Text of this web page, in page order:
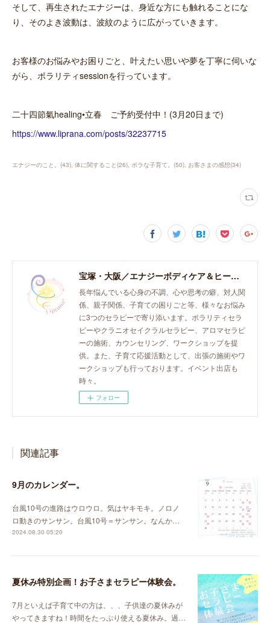
そして、再生されたエナジーは、身近な方にも触れることにな
り、そのよき波動は、波紋のように広がっていきます。
お客様のお悩みやお困りごと、叶えたい思いや夢を丁寧に伺いな
がら、ポラリティsessionを行っています。
二十四節氣healing•立春 ご予約受付中！(3月20日まで)
https://www.liprana.com/posts/32237715
エナジーのこと。 (43) 体に関すること(26) ポラな子育て。 (50) お客さまの感想(34)
宝塚・大阪／エナジーボディケア＆ヒーリング「癒し、育て、らしく生きる。」おとなとこどものセラピースペース。
長年悩んでいる心身の不調、心や思考の癖、対人関
係、親子関係、子育ての困りごと等、様々なお悩み
に3つのセラピーで寄り添います。ポラリティセラ
ピーやクラニオセイクラルセラピー、アロマセラピ
ーの施術、カウンセリング、ワークショップを提
供。また、子育て応援活動として、出張の施術やワ
ークショップも行っております。イベント出店も
時々。
フォロー
関連記事
9月のカレンダー。
台風10号の進路はウロウロ。気はヤキモキ。ノロノ
ロ動きのサンサン。台風10号＝サンサン。なんか…
2024.08.30 05:20
夏休み特別企画！お子さまセラピー体験会。
7月といえば子育て中の方は、、、子供達の夏休みが
やってきますね！時間をたっぷり使える夏休み。過…